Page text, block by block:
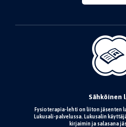
Sähköinen
Fysioterapia-lehti on liiton jäsenten
Lukusali-palvelussa. Lukusalin
kirjaimin ja salasana